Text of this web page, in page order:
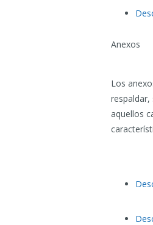
Anexos
Los
aquellos